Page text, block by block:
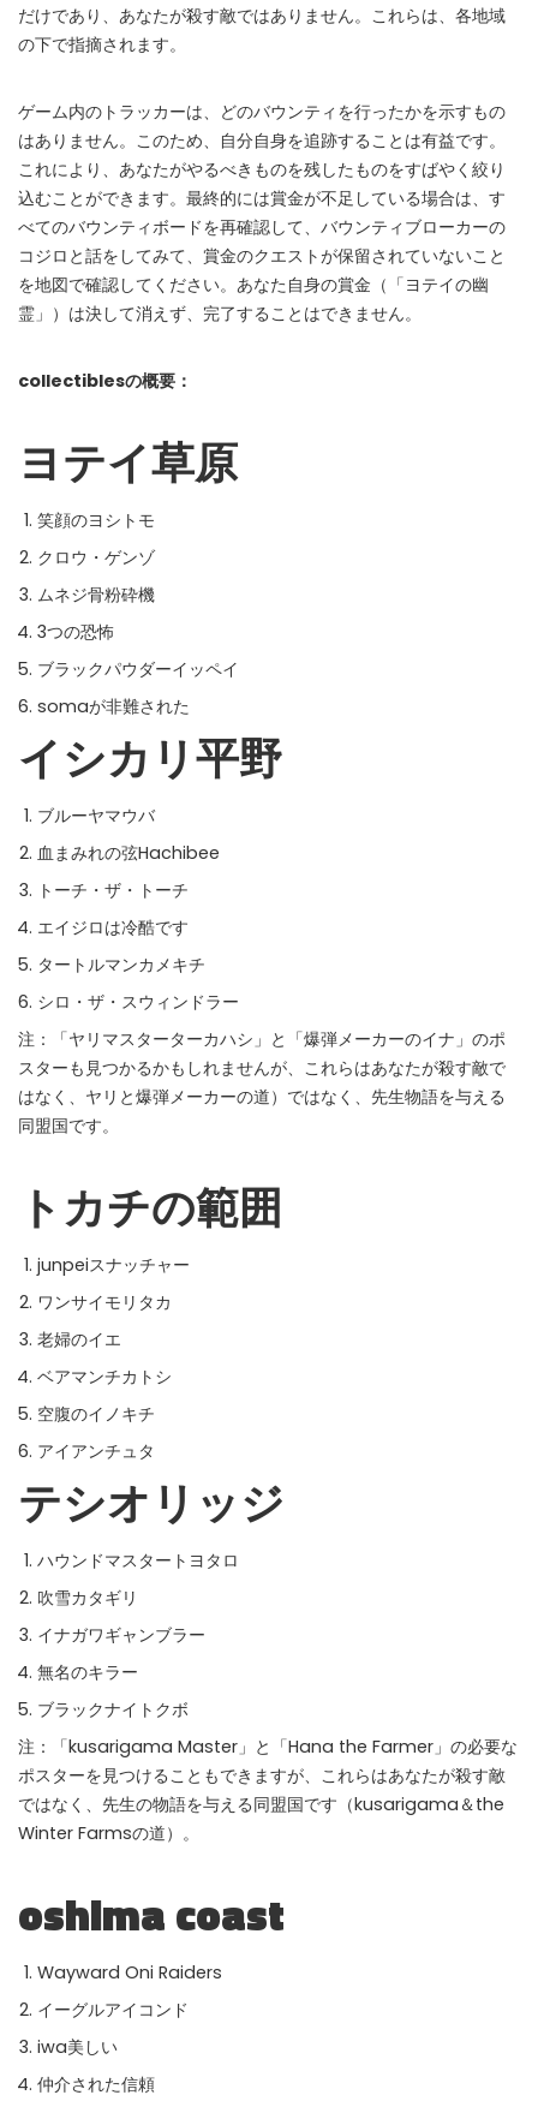
Members-Only Content
Global Community
Join gamers worldwide and get real-time alerts
だけであり、あなたが殺す敵ではありません。これらは、各地域
の下で指摘されます。
ゲーム内のトラッカーは、どのバウンティを行ったかを示すもの
はありません。このため、自分自身を追跡することは有益です。
これにより、あなたがやるべきものを残したものをすばやく絞り
込むことができます。最終的には賞金が不足している場合は、す
べてのバウンティボードを再確認して、バウンティブローカーの
コジロと話をしてみて、賞金のクエストが保留されていないこと
を地図で確認してください。あなた自身の賞金（「ヨテイの幽
霊」）は決して消えず、完了することはできません。
collectiblesの概要：
ヨテイ草原
笑顔のヨシトモ
クロウ・ゲンゾ
ムネジ骨粉砕機
3つの恐怖
ブラックパウダーイッペイ
somaが非難された
イシカリ平野
ブルーヤマウバ
血まみれの弦Hachibee
トーチ・ザ・トーチ
エイジロは冷酷です
タートルマンカメキチ
シロ・ザ・スウィンドラー
注：「ヤリマスターターカハシ」と「爆弾メーカーのイナ」のポ
スターも見つかるかもしれませんが、これらはあなたが殺す敵で
はなく、ヤリと爆弾メーカーの道）ではなく、先生物語を与える
同盟国です。
トカチの範囲
junpeiスナッチャー
ワンサイモリタカ
老婦のイエ
ベアマンチカトシ
空腹のイノキチ
アイアンチュタ
テシオリッジ
ハウンドマスタートヨタロ
吹雪カタギリ
イナガワギャンブラー
無名のキラー
ブラックナイトクボ
注：「kusarigama Master」と「Hana the Farmer」の必要な
ポスターを見つけることもできますが、これらはあなたが殺す敵
ではなく、先生の物語を与える同盟国です（kusarigama＆the
Winter Farmsの道）。
oshima coast
Wayward Oni Raiders
イーグルアイコンド
iwa美しい
仲介された信頼